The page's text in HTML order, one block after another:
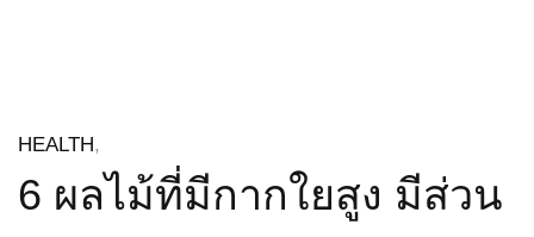
HEALTH,
6 ผลไม้ที่มีกากใยสูง มีส่วน